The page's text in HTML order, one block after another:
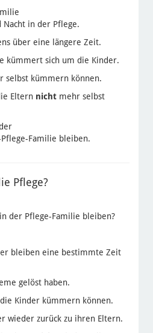
Nacht in der Pflege.
über eine längere Zeit.
kümmert sich um die Kinder.
selbst kümmern können.
Eltern nicht mehr selbst
Familie bleiben.
Pflege?
der Pflege-Familie bleiben?
bleiben eine bestimmte Zeit
gelöst haben.
Kinder kümmern können.
wieder zurück zu ihren Eltern.